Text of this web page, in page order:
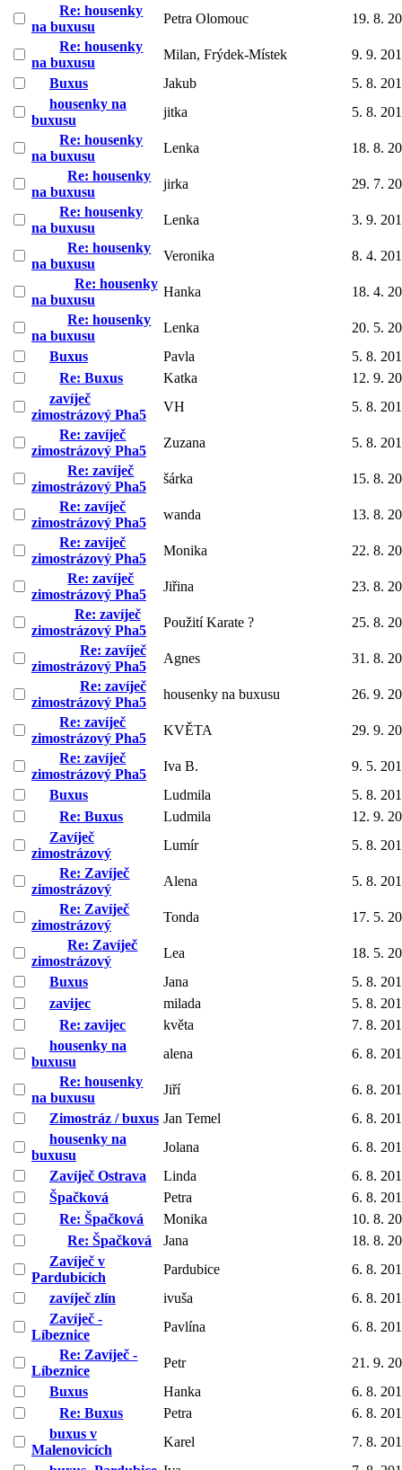
Re: housenky
na buxusu
Petra Olomouc
19. 8.
Re: housenky
na buxusu
Milan, Frýdek-Místek
9. 9.
Buxus
Jakub
5. 8.
housenky na
buxusu
jitka
5. 8.
Re: housenky
na buxusu
Lenka
18. 8.
Re: housenky
na buxusu
jirka
29. 7.
Re: housenky
na buxusu
Lenka
3. 9.
Re: housenky
na buxusu
Veronika
8. 4.
Re: housenky
na buxusu
Hanka
18. 4.
Re: housenky
na buxusu
Lenka
20. 5.
Buxus
Pavla
5. 8.
Re: Buxus
Katka
12. 9.
zavíječ
zimostrázový Pha5
VH
5. 8.
Re: zavíječ
zimostrázový Pha5
Zuzana
5. 8.
Re: zavíječ
zimostrázový Pha5
šárka
15. 8.
Re: zavíječ
zimostrázový Pha5
wanda
13. 8.
Re: zavíječ
zimostrázový Pha5
Monika
22. 8.
Re: zavíječ
zimostrázový Pha5
Jiřina
23. 8.
Re: zavíječ
zimostrázový Pha5
Použití Karate ?
25. 8.
Re: zavíječ
zimostrázový Pha5
Agnes
31. 8.
Re: zavíječ
zimostrázový Pha5
housenky na buxusu
26. 9.
Re: zavíječ
zimostrázový Pha5
KVĚTA
29. 9.
Re: zavíječ
zimostrázový Pha5
Iva B.
9. 5.
Buxus
Ludmila
5. 8.
Re: Buxus
Ludmila
12. 9.
Zavíječ
zimostrázový
Lumír
5. 8.
Re: Zavíječ
zimostrázový
Alena
5. 8.
Re: Zavíječ
zimostrázový
Tonda
17. 5.
Re: Zavíječ
zimostrázový
Lea
18. 5.
Buxus
Jana
5. 8.
zavijec
milada
5. 8.
Re: zavijec
květa
7. 8.
housenky na
buxusu
alena
6. 8.
Re: housenky
na buxusu
Jiří
6. 8.
Zimostráz / buxus Jan Temel
6. 8.
housenky na
buxusu
Jolana
6. 8.
Zavíječ Ostrava
Linda
6. 8.
Špačková
Petra
6. 8.
Re: Špačková
Monika
10. 8.
Re: Špačková
Jana
18. 8.
Zavíječ v
Pardubicích
Pardubice
6. 8.
zavíječ zlín
ivuša
6. 8.
Zavíječ -
Líbeznice
Pavlína
6. 8.
Re: Zavíječ -
Líbeznice
Petr
21. 9.
Buxus
Hanka
6. 8.
Re: Buxus
Petra
6. 8.
buxus v
Malenovicích
Karel
7. 8.